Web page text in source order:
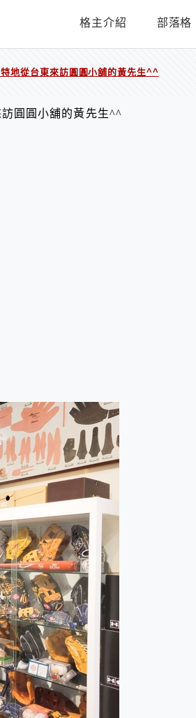
格主介紹 部落格
地從台東來訪圓圓小舖的黃先生^^
訪圓圓小舖的黃先生^^